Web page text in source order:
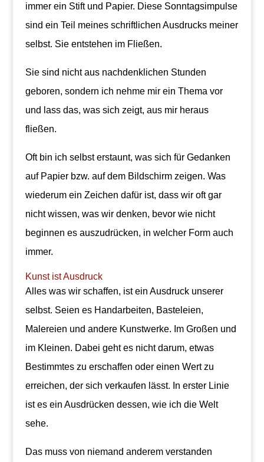
immer ein Stift und Papier. Diese Sonntagsimpulse
sind ein Teil meines schriftlichen Ausdrucks meiner
selbst. Sie entstehen im Fließen.
Sie sind nicht aus nachdenklichen Stunden
geboren, sondern ich nehme mir ein Thema vor
und lass das, was sich zeigt, aus mir heraus
fließen.
Oft bin ich selbst erstaunt, was sich für Gedanken
auf Papier bzw. auf dem Bildschirm zeigen. Was
wiederum ein Zeichen dafür ist, dass wir oft gar
nicht wissen, was wir denken, bevor wie nicht
beginnen es auszudrücken, in welcher Form auch
immer.
Kunst ist Ausdruck
Alles was wir schaffen, ist ein Ausdruck unserer
selbst. Seien es Handarbeiten, Basteleien,
Malereien und andere Kunstwerke. Im Großen und
im Kleinen. Dabei geht es nicht darum, etwas
Bestimmtes zu erschaffen oder einen Wert zu
erreichen, der sich verkaufen lässt. In erster Linie
ist es ein Ausdrücken dessen, wie ich die Welt
sehe.
Das muss von niemand anderem verstanden